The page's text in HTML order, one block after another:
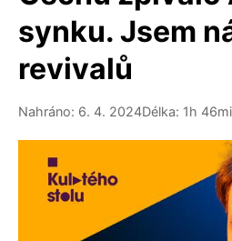
synku. Jsem
revivalů
Nahráno: 6. 4. 2024Délka: 1h